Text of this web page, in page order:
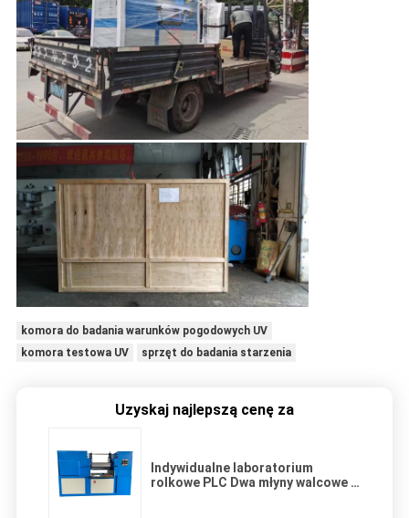
komora do badania warunków pogodowych UV
komora testowa UV
sprzęt do badania starzenia
Uzyskaj najlepszą cenę za
Indywidualne laboratorium
rolkowe PLC Dwa młyny walcowe z